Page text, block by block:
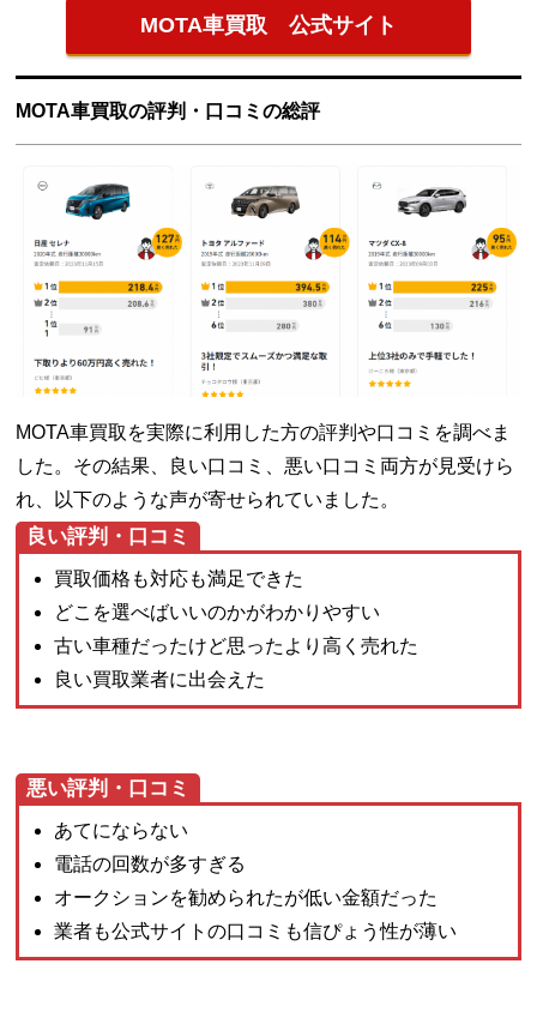
MOTA車買取 公式サイト
MOTA車買取の評判・口コミの総評
MOTA車買取を実際に利用した方の評判や口コミを調べま
した。その結果、良い口コミ、悪い口コミ両方が見受けら
れ、以下のような声が寄せられていました。
良い評判・口コミ
買取価格も対応も満足できた
どこを選べばいいのかがわかりやすい
古い車種だったけど思ったより高く売れた
良い買取業者に出会えた
悪い評判・口コミ
あてにならない
電話の回数が多すぎる
オークションを勧められたが低い金額だった
業者も公式サイトの口コミも信ぴょう性が薄い